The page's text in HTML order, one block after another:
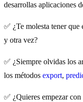
desarrollas aplicaciones
✅ ¿Te molesta tener
y otra vez?
✅ ¿Siempre olvidas los
los métodos export,
✅ ¿Quieres empezar